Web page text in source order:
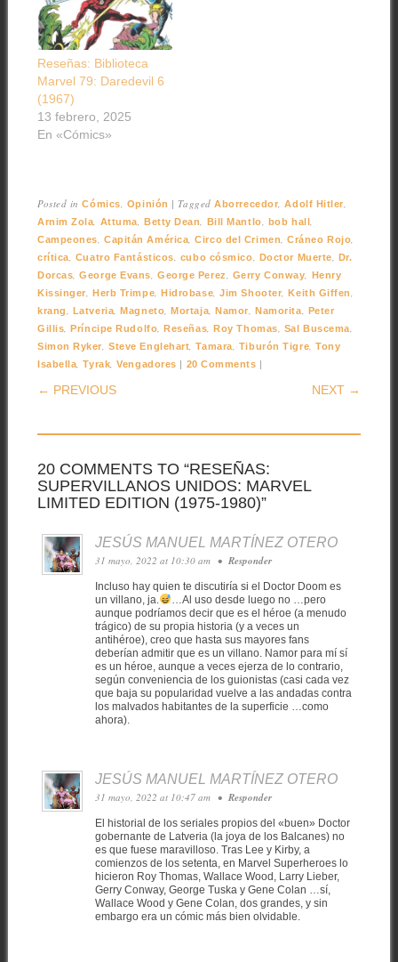
Reseñas: Biblioteca
Marvel 79: Daredevil 6
(1967)
13 febrero, 2025
En «Cómics»
Posted inCómics, Opinión |TaggedAborrecedor,Adolf Hitler,
Arnim Zola, Attuma, Betty Dean, Bill Mantlo, bob hall ,
Campeones,Capitán América,Circo del Crimen,Cráneo Rojo,
crítica, Cuatro Fantásticos, cubo cósmico, Doctor Muerte, Dr.
Dorcas,George Evans,George Perez, Gerry Conway,
Henry
Kissinger,Herb Trimpe,Hidrobase,Jim Shooter,Keith Giffen,
krang, Latveria,Magneto,Mortaja,Namor,Namorita, Peter
Gillis,Príncipe Rudolfo,Reseñas,Roy Thomas, Sal Buscema,
Simon Ryker,Steve Englehart,Tamara, Tiburón Tigre,Tony
Isabella,Tyrak,Vengadores | 20 Comments |
POST NAVIGATION
← PREVIOUS NEXT →
20 COMMENTS TO “RESEÑAS:
SUPERVILLANOS UNIDOS: MARVEL
LIMITED EDITION (1975-1980)”
JESÚS MANUEL MARTÍNEZ OTERO
31 mayo, 2022 at 10:30 am • Responder
Incluso hay quien te discutiría si el Doctor Doom es
un villano, ja.
…Al uso desde luego no …pero
aunque podríamos decir que es el héroe (a menudo
trágico) de su propia historia (y a veces un
antihéroe), creo que hasta sus mayores fans
deberían admitir que es un villano. Namor para mí sí
es un héroe, aunque a veces ejerza de lo contrario,
según conveniencia de los guionistas (casi cada vez
que baja su popularidad vuelve a las andadas contra
los malvados habitantes de la superficie …como
ahora).
JESÚS MANUEL MARTÍNEZ OTERO
31 mayo, 2022 at 10:47 am • Responder
El historial de los seriales propios del «buen» Doctor
gobernante de Latveria (la joya de los Balcanes) no
es que fuese maravilloso. Tras Lee y Kirby, a
comienzos de los setenta, en Marvel Superheroes lo
hicieron Roy Thomas, Wallace Wood, Larry Lieber,
Gerry Conway, George Tuska y Gene Colan …sí,
Wallace Wood y Gene Colan, dos grandes, y sin
embargo era un cómic más bien olvidable.